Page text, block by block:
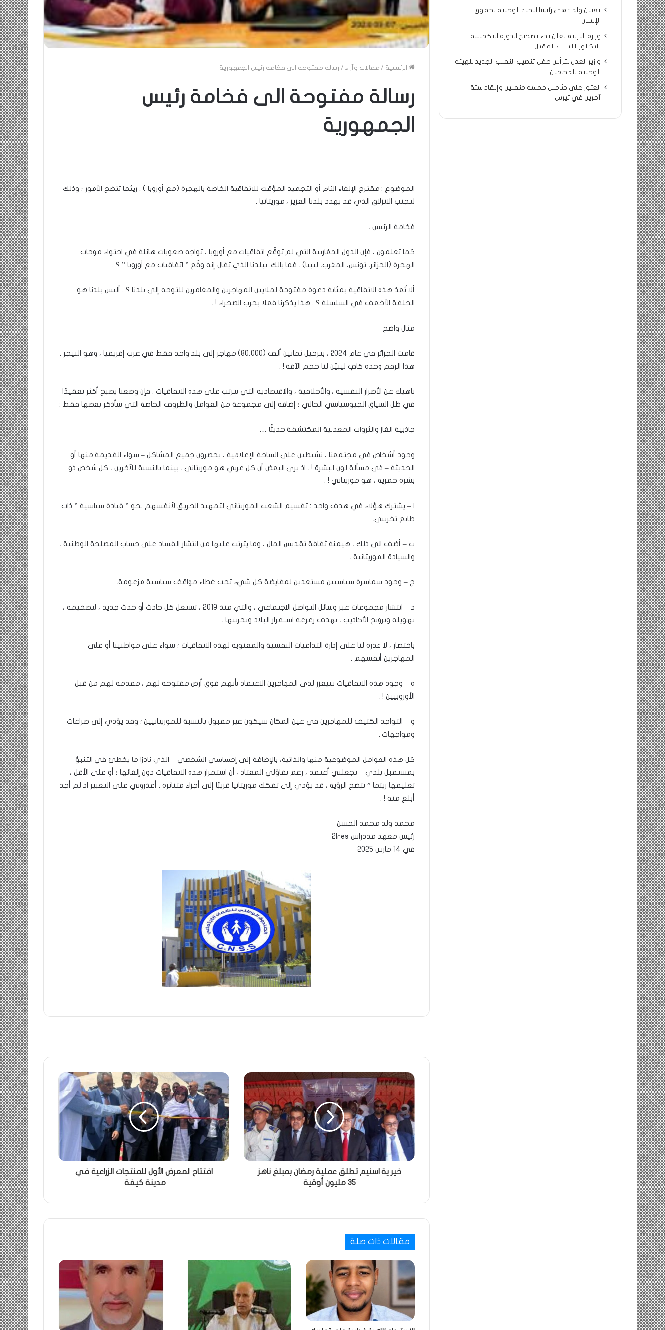
الرئيسية / مقالات وآراء / رسالة مفتوحة الى فخامة رئيس الجمهورية
رسالة مفتوحة الى فخامة رئيس
الجمهورية
الموضوع : مقترح الإلغاء التام أو التجميد المؤقت للاتفاقية الخاصة بالهجرة (مع أوروبا ) ، ريثما تتضح الأمور ؛ وذلك
لتجنب الانزلاق الذي قد يهدد بلدنا العزيز ، موريتانيا .
فخامة الرئيس ،
كما تعلمون ، فإن الدول المغاربية التي لم توقّع اتفاقيات مع أوروبا ، تواجه صعوبات هائلة في احتواء موجات
الهجرة (الجزائر، تونس، المغرب، ليبيا) . فما بالك. ببلدنا الذي يُقال إنه وقّع ” اتفاقيات مع أوروبا ” ؟ .
ألا تُعدّ هذه الاتفاقية بمثابة دعوة مفتوحة لملايين المهاجرين والمغامرين للتوجه إلى بلدنا ؟ . أليس بلدنا هو
الحلقة الأضعف في السلسلة ؟ . هذا يذكرنا فعلا بحرب الصحراء ! .
مثال واضح :
قامت الجزائر في عام 2024 ، بترحيل ثمانين ألف (80,000) مهاجر إلى بلد واحد فقط في غرب إفريقيا ، وهو النيجر .
هذا الرقم وحده كافٍ ليبيّن لنا حجم الآفة ! .
ناهيك عن الأضرار النفسية ، والأخلاقية ، والاقتصادية التي تترتب على هذه الاتفاقيات . فإن وضعنا يصبح أكثر تعقيدًا
في ظل السياق الجيوسياسي الحالي ؛ إضافة إلى مجموعة من العوامل والظروف الخاصة التي سأذكر بعضها فقط :
جاذبية الغاز والثروات المعدنية المكتشفة حديثًا …
وجود أشخاص في مجتمعنا ، نشيطين على الساحة الإعلامية ، يحصرون جميع المشاكل – سواء القديمة منها أو
الحديثة – في مسألة لون البشرة ! . اذ يرى البعض أن كل عربي هو موريتاني . بينما بالنسبة للآخرين ، كل شخص ذو
بشرة خمرية ، هو موريتاني ! .
ا – يشترك هؤلاء في هدف واحد : تقسيم الشعب الموريتاني لتمهيد الطريق لأنفسهم نحو ” قيادة سياسية ” ذات
طابع تخريبي.
ب – أضف الى ذلك ، هيمنة ثقافة تقديس المال ، وما يترتب عليها من انتشار الفساد على حساب المصلحة الوطنية ،
والسيادة الموريتانية .
ج – وجود سماسرة سياسيين مستعدين لمقايضة كل شيء تحت غطاء مواقف سياسية مزعومة.
د – انتشار مجموعات عبر وسائل التواصل الاجتماعي ، والتي منذ 2019 ، تستغل كل حادث أو حدث جديد ، لتضخيمه ،
تهويله وترويج الأكاذيب ، بهدف زعزعة استقرار البلاد وتخريبها .
باختصار ، لا قدرة لنا على إدارة التداعيات النفسية والمعنوية لهذه الاتفاقيات ؛ سواء على مواطنينا أو على
المهاجرين أنفسهم .
ه – وجود هذه الاتفاقيات سيعزز لدى المهاجرين الاعتقاد بأنهم فوق أرض مفتوحة لهم ، مقدمة لهم من قبل
الأوروبيين ! .
و – التواجد الكثيف للمهاجرين في عين المكان سيكون غير مقبول بالنسبة للموريتانيين ؛ وقد يؤدي إلى صراعات
ومواجهات .
كل هذه العوامل الموضوعية منها والذاتية، بالإضافة إلى إحساسي الشخصي – الذي نادرًا ما يخطئ في التنبؤ
بمستقبل بلدي – تجعلني أعتقد ، رغم تفاؤلي المعتاد ، أن استمرار هذه الاتفاقيات دون إلغائها ؛ أو على الأقل ،
تعليقها ريثما ” تتضح الرؤية ، قد يؤدي إلى تفكك موريتانيا قريبًا إلى أجزاء متناثرة . أعذروني على التعبير اذ لم أجد
أبلغ منه ! .
محمد ولد محمد الحسن
رئيس معهد مددراس 2Ires
في 14 مارس 2025
خير ية اسنيم تطلق عملية رمضان بمبلغ ناهز
35 مليون أوقية
افتتاح المعرض الأول للمنتجات الزراعية في
مدينة كيفة
مقالات ذات صلة
تعيين ولد داهي رئيسا للجنة الوطنية لحقوق
الإنسان
وزارة التربية تعلن بدء تصحيح الدورة التكميلية
للبكالوريا السبت المقبل
و زير العدل يترأس حفل تنصيب النقيب الجديد للهيئة
الوطنية للمحامين
العثور على جثامين خمسة منقبين وإنقاذ ستة
آخرين في تيرس